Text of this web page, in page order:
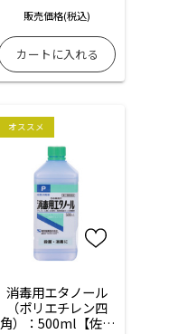
す】
販売価格(税込)
オススメ
消毒用エタノール
（ポリエチレン四
角）：500ml【佐川